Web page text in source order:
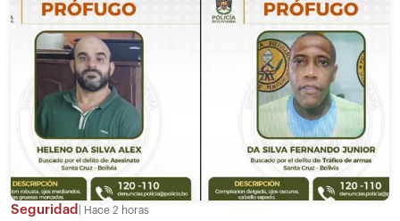
Seguridad Hace 2 horas